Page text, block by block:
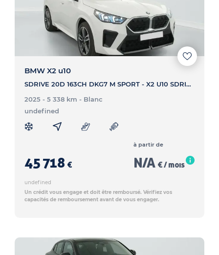
BMW X2 u10
SDRIVE 20D 163CH DKG7 M SPORT - X2 U10 SDRIVE 20D 163CH DKG7 M SPORT
2025 - 5 338 km - Blanc
undefined
45 718 €
à partir de
N/A € / mois
undefined
Un crédit vous engage et doit être remboursé. Vérifiez vos
capacités de remboursement avant de vous engager.